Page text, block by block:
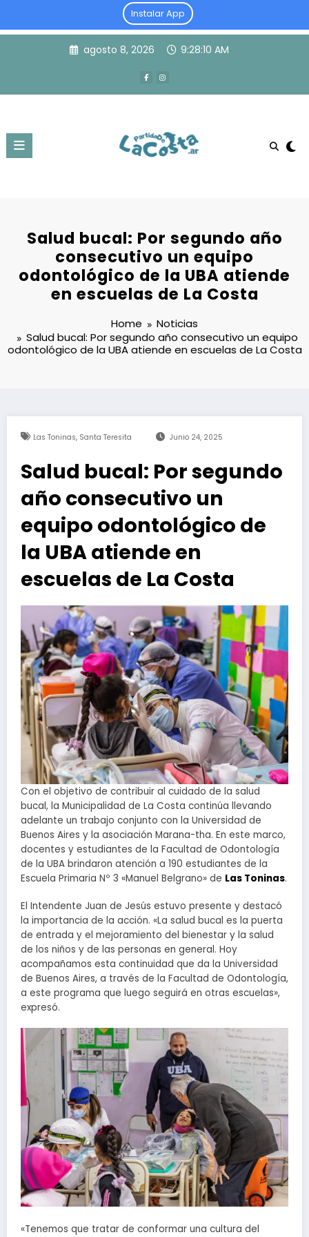
Instalar App
agosto 8, 2026 9:28:10 AM
Salud bucal: Por segundo año
consecutivo un equipo
odontológico de la UBA atiende
en escuelas de La Costa
Home
Noticias
Salud bucal: Por segundo año consecutivo un equipo
odontológico de la UBA atiende en escuelas de La Costa
Las Toninas, Santa Teresita Junio 24, 2025
Salud bucal: Por segundo
año consecutivo un
equipo odontológico de
la UBA atiende en
escuelas de La Costa
Con el objetivo de contribuir al cuidado de la salud
bucal, la Municipalidad de La Costa continúa llevando
adelante un trabajo conjunto con la Universidad de
Buenos Aires y la asociación Marana-tha. En este marco,
docentes y estudiantes de la Facultad de Odontología
de la UBA brindaron atención a 190 estudiantes de la
Escuela Primaria Nº 3 «Manuel Belgrano» de Las Toninas.
El Intendente Juan de Jesús estuvo presente y destacó
la importancia de la acción. «La salud bucal es la puerta
de entrada y el mejoramiento del bienestar y la salud
de los niños y de las personas en general. Hoy
acompañamos esta continuidad que da la Universidad
de Buenos Aires, a través de la Facultad de Odontología,
a este programa que luego seguirá en otras escuelas»,
expresó.
«Tenemos que tratar de conformar una cultura del